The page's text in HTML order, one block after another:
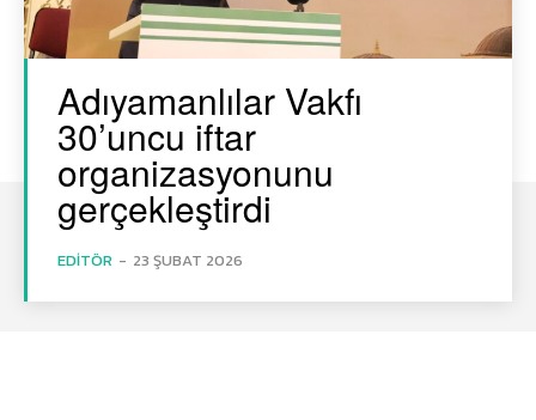
Adıyamanlılar Vakfı
30’uncu iftar
organizasyonunu
gerçekleştirdi
EDITÖR - 23 ŞUBAT 2026